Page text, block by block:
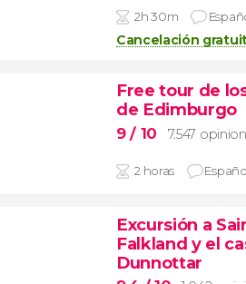
2h 30m
Cancelación
Free tour de
de Edimburgo
9/ 10 7.547
2 horas
Excursión a
Falkland y el
Dunnottar